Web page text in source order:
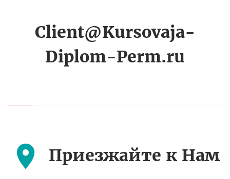
Client@Kursovaja-
Diplom-Perm.ru
Приезжайте к Нам